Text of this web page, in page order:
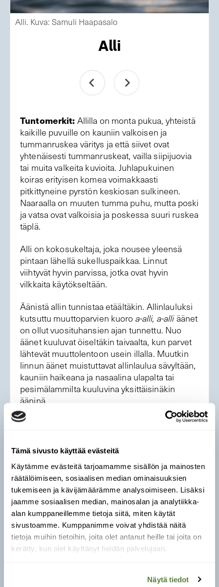
Tämä sivusto käyttää evästeitä
Käytämme evästeitä tarjoamamme sisällön ja mainosten
räätälöimiseen, sosiaalisen median ominaisuuksien
tukemiseen ja kävijämäärämme analysoimiseen. Lisäksi
jaamme sosiaalisen median, mainosalan ja analytiikka-
alan kumppaneillemme tietoja siitä, miten käytät
sivustoamme. Kumppanimme voivat yhdistää näitä
tietoja muihin tietoihin, joita olet antanut heille tai joita on
kerätty, kun olet käyttänyt heidän palvelujaan.
Näytä tiedot
Alli. Kuva: Samuli Haapasalo
Alli
Tuntomerkit: Allilla on monta pukua, yhteistä
kaikille puvuille on kauniin valkoisen ja
tummanruskea väritys ja että siivet ovat
yhtenäisesti tummanruskeat, vailla siipijuovia
tai muita valkeita kuvioita. Juhlapukuinen
koiras erityisen komea voimakkaasti
pitkittyneine pyrstön keskiosan sulkineen.
Naaraalla on muuten tumma puhu, mutta poski
ja vatsa ovat valkoisia ja poskessa suuri ruskea
täplä.
Alli on kokosukeltaja, joka nousee yleensä
pintaan lähellä sukelluspaikkaa. Linnut
viihtyvät hyvin parvissa, jotka ovat hyvin
vilkkaita käytökseltään.
Äänistä allin tunnistaa etäältäkin. Allinlauluksi
kutsuttu muuttoparvien kuoro a-alli, a-alliäänet
on ollut vuosituhansien ajan tunnettu. Nuo
äänet kuuluvat öiseltäkin taivaalta, kun parvet
lähtevät muuttolentoon usein illalla. Muutkin
linnun äänet muistuttavat allinlaulua sävyltään,
kauniin haikeana ja nasaalina ulapalta tai
pesimälammilta kuuluvina yksittäisinäkin
ääninä.
Elintavat:
Alli on käytökseltään vilkas ja
hakeutuu mielellään pesimään
lapintiirayhdyskuntien hälytysmekanismin
suojiin tai hanhien läheisyyteen. Pesintä
onnistuu hanhien tapaan parhaiten Lapin
sopulivuosina, jolloin pedot jättävät
vesilintujen munat ja poikaset rauhaan.
Ravinto:Allin ruokaa ovat äyriäiset, nilviäiset
ja muut selkärangattomat, sisävesillä
erityisesti hyönteiset ja toukat,